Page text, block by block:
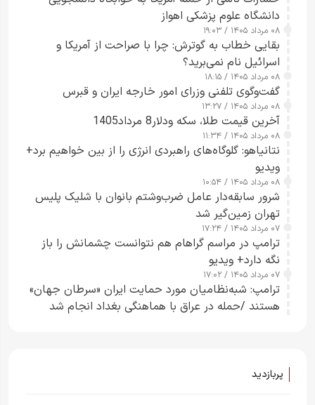
دانشگاه علوم پزشکی اهواز
۰۸ مرداد ۱۴۰۵ / ۱۹:۰۳
بقایی خطاب به گوترش: چرا با صراحت از آمریکا و
اسرائیل نام نمی‌برید؟
۰۸ مرداد ۱۴۰۵ / ۱۸:۱۵
گفت‌وگوی تلفنی وزرای امور خارجه ایران و قبرس
۰۸ مرداد ۱۴۰۵ / ۱۳:۲۷
آخرین قیمت طلا، سکه ودلار8 مرداد1405
۰۸ مرداد ۱۴۰۵ / ۱۱:۳۴
نتانیاهو: گلوگاه‌های راهبردی انرژی را از بین خواهیم برد+
ویدیو
۰۸ مرداد ۱۴۰۵ / ۱۰:۵۴
شرور سابقه‌دار عامل ضرب‌وشتم بانوان با شلیک پلیس
تهران زمین‌گیر شد
۰۷ مرداد ۱۴۰۵ / ۱۷:۲۴
ترامپ در مراسم گراهام هم نتوانست چشمانش را باز
نگه دارد+ ویدیو
۰۷ مرداد ۱۴۰۵ / ۱۷:۰۲
ترامپ: شبه‌نظامیان مورد حمایت ایران «سرطان جهان»
هستند /حمله در عراق با هماهنگی بغداد انجام شد
پربازدید